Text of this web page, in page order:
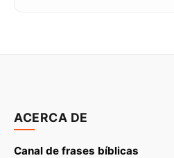
ACERCA DE
Canal de frases bíblicas